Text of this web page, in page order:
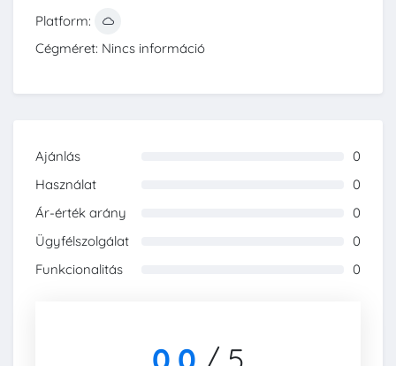
Platform:
Cégméret: Nincs információ
Ajánlás
0
Használat
0
Ár-érték arány
0
Ügyfélszolgálat
0
Funkcionalitás
0